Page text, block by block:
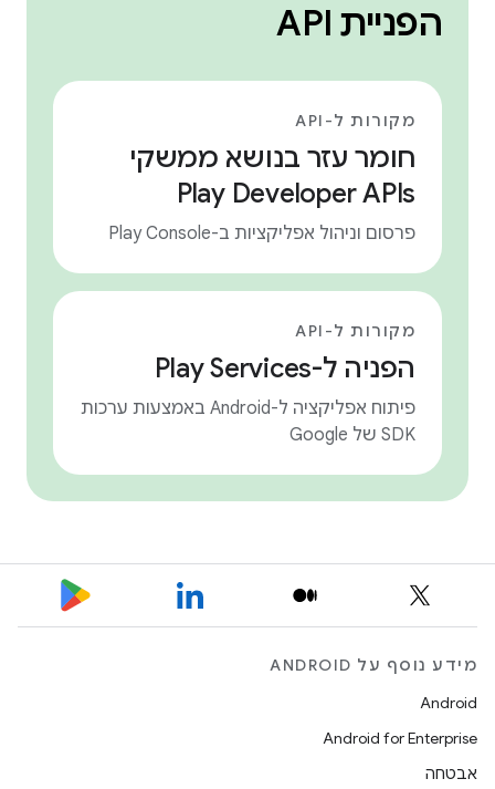
הפניית API
מקורות ל-API
חומר עזר בנושא ממשקי
Play Developer APIs
פרסום וניהול אפליקציות ב-Play Console
מקורות ל-API
הפניה ל-Play Services
פיתוח אפליקציה ל-Android באמצעות ערכות
SDK של Google
מידע נוסף על ANDROID
Android
Android for Enterprise
אבטחה